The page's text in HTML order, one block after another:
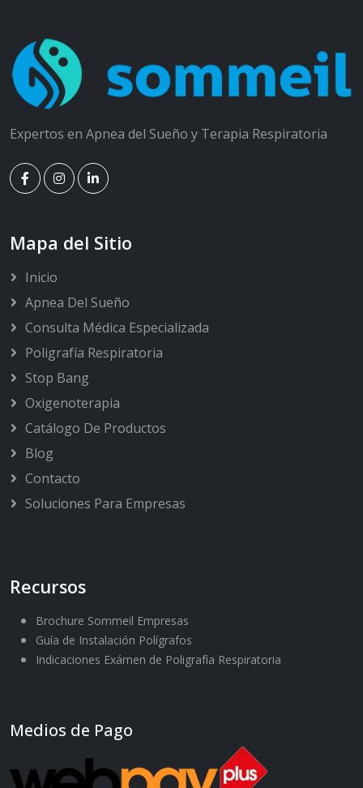
Expertos en Apnea del Sueño y Terapia Respiratoria
Mapa del Sitio
Inicio
Apnea Del Sueño
Consulta Médica Especializada
Poligrafía Respiratoria
Stop Bang
Oxigenoterapia
Catálogo De Productos
Blog
Contacto
Soluciones Para Empresas
Recursos
Brochure Sommeil Empresas
Guía de Instalación Polígrafos
Indicaciones Exámen de Poligrafía Respiratoria
Medios de Pago